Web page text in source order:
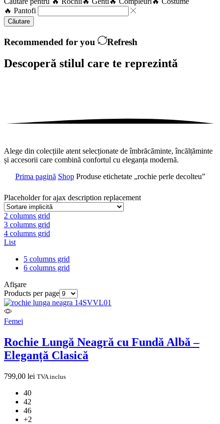
🔥 Pantofi
Căutare
Recommended for you Refresh
Descoperă stilul care te reprezintă
Alege din colecțiile atent selecționate de îmbrăcăminte, încălțăminte
și accesorii care combină confortul cu eleganța modernă.
Prima pagină Shop Produse etichetate „rochie perle decolteu”
Placeholder for ajax description replacement
2 columns grid
3 columns grid
4 columns grid
List
5 columns grid
6 columns grid
Afişare
Products per page
Femei
Rochie Lungă Neagră cu Fundă Albă –
Eleganță Clasică
799,00 lei TVA inclus
40
42
46
+2